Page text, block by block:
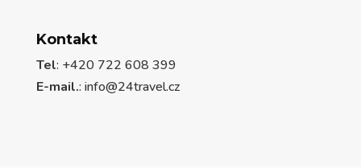
Kontakt
Tel: +420 722 608 399
E-mail.: info@24travel.cz